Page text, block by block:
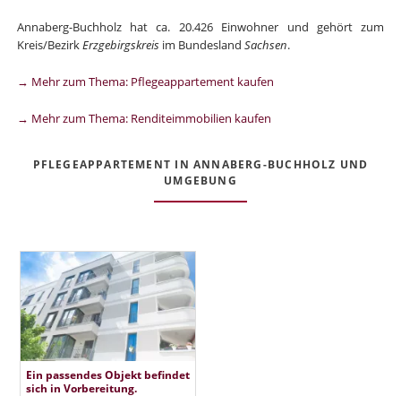
Annaberg-Buchholz hat ca. 20.426 Einwohner und gehört zum
Kreis/BezirkErzgebirgskreisim Bundesland Sachsen.
→ Mehr zum Thema: Pflegeappartement kaufen
→ Mehr zum Thema: Renditeimmobilien kaufen
PFLEGEAPPARTEMENT IN ANNABERG-BUCHHOLZ UND
UMGEBUNG
Ein passendes Objekt befindet
sich in Vorbereitung.